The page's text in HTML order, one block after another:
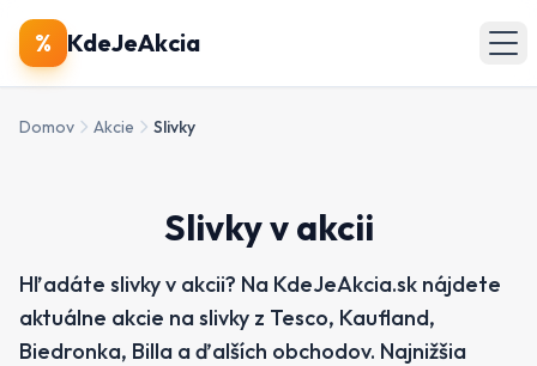
% KdeJeAkcia
🔍Produkty
Zobraziť všetky akcie
Domov Akcie Slivky
Slivky v akcii
Hľadáte slivky v akcii? Na KdeJeAkcia.sk nájdete
aktuálne akcie na slivky z Tesco, Kaufland,
Biedronka, Billa a ďalších obchodov. Najnižšia